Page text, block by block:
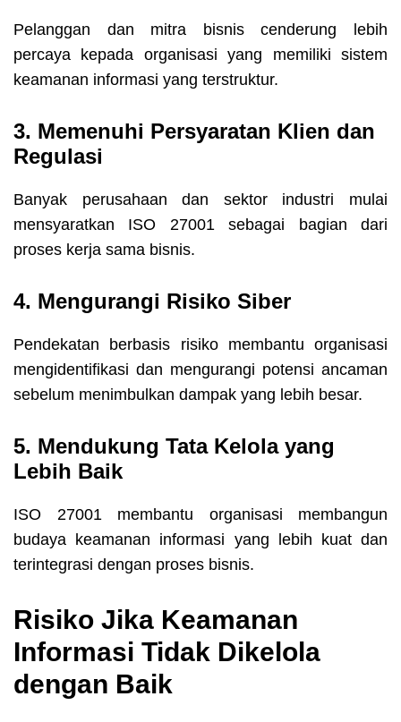
Pelanggan dan mitra bisnis cenderung lebih
percaya kepada organisasi yang memiliki sistem
keamanan informasi yang terstruktur.
3. Memenuhi Persyaratan Klien dan
Regulasi
Banyak perusahaan dan sektor industri mulai
mensyaratkan ISO 27001 sebagai bagian dari
proses kerja sama bisnis.
4. Mengurangi Risiko Siber
Pendekatan berbasis risiko membantu organisasi
mengidentifikasi dan mengurangi potensi ancaman
sebelum menimbulkan dampak yang lebih besar.
5. Mendukung Tata Kelola yang
Lebih Baik
ISO 27001 membantu organisasi membangun
budaya keamanan informasi yang lebih kuat dan
terintegrasi dengan proses bisnis.
Risiko Jika Keamanan
Informasi Tidak Dikelola
dengan Baik